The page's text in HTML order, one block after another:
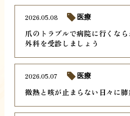
爪のトラブルで病院に行くな
外科を受診しましょう
2026.05.08 医療
微熱と咳が止まらない日々に
2026.05.07 医療